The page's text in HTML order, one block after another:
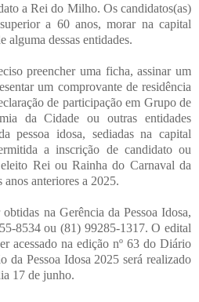
a Rei do Milho. Os candidatos(as)
a 60 anos, morar na capital
alguma dessas entidades.
preencher uma ficha, assinar um
um comprovante de residência
de participação em Grupo de
da Cidade ou outras entidades
pessoa idosa, sediadas na capital
a inscrição de candidato ou
Rei ou Rainha do Carnaval da
anos anteriores a 2025.
na Gerência da Pessoa Idosa,
8534 ou (81) 99285-1317. O edital
acessado na edição nº 63 do Diário
da Pessoa Idosa 2025 será realizado
17 de junho.